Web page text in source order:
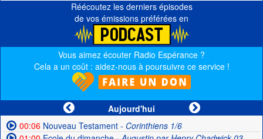
Réécoutez les derniers épisodes
de vos émissions préférées en
Vous aimez écouter Radio Espérance ?
Cela a un coût : aidez-nous à poursuivre ce service !
Aujourd'hui
00:06Nouveau Testament- Corinthiens 1/6